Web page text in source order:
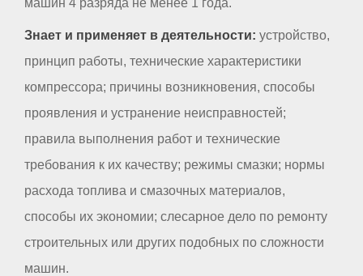
Знает и применяет в деятельности: устройство,
принцип работы, технические характеристики
компрессора; причины возникновения, способы
проявления и устранение неисправностей;
правила выполнения работ и технические
требования к их качеству; режимы смазки; нормы
расхода топлива и смазочных материалов,
способы их экономии; слесарное дело по ремонту
строительных или других подобных по сложности
машин.